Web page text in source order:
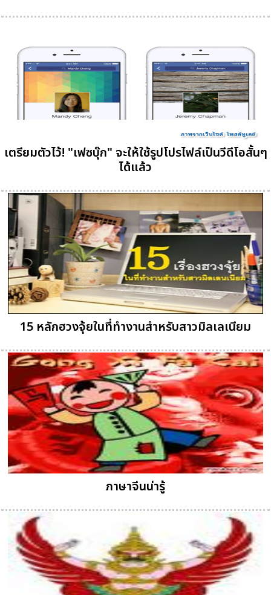
เตรียมตัวไว้! "เฟซบุ๊ก" จะให้ใช้รูปโปรไฟล์เป็นวีดีโอสั้นๆ
ได้แล้ว
15 หลักฮวงจุ้ยในที่ทำงานสำหรับสาวมิลเลเนียม
ภาษาจีนน่ารู้